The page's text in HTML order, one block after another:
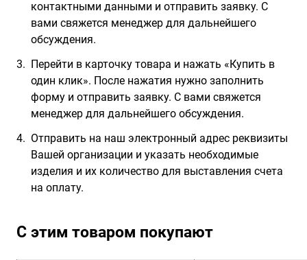
контактными данными и отправить заявку. С
вами свяжется менеджер для дальнейшего
обсуждения.
Перейти в карточку товара и нажать «Купить в
один клик». После нажатия нужно заполнить
форму и отправить заявку. С вами свяжется
менеджер для дальнейшего обсуждения.
Отправить на наш электронный адрес реквизиты
Вашей организации и указать необходимые
изделия и их количество для выставления счета
на оплату.
С этим товаром покупают